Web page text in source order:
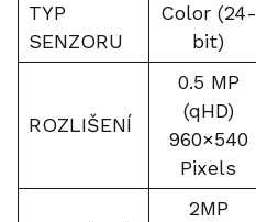
TYP
SENZORU
Color (24-
bit)
ROZLIŠENÍ
0.5 MP
(qHD)
960×540
Pixels
2MP